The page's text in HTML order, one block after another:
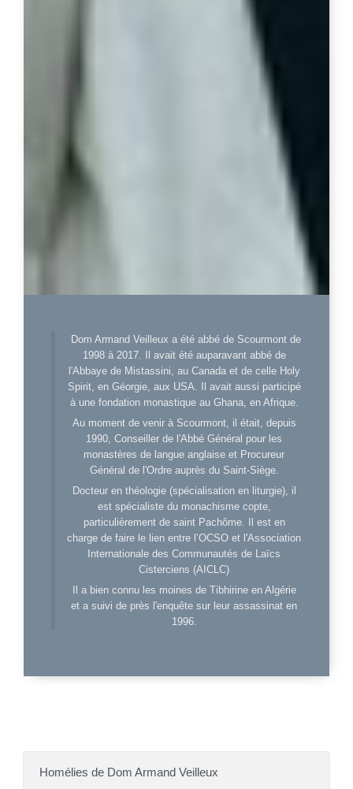
Dom Armand Veilleux a été abbé de Scourmont de
1998 à 2017. Il avait été auparavant abbé de
l'Abbaye de Mistassini, au Canada et de celle Holy
Spirit, en Géorgie, aux USA. Il avait aussi participé
à une fondation monastique au Ghana, en Afrique.
Au moment de venir à Scourmont, il était, depuis
1990, Conseiller de l'Abbé Général pour les
monastères de langue anglaise et Procureur
Général de l'Ordre auprès du Saint-Siège.
Docteur en théologie (spécialisation en liturgie), il
est spécialiste du monachisme copte,
particulièrement de saint Pachôme. Il est en
charge de faire le lien entre l’OCSO et l'Association
Internationale des Communautés de Laïcs
Cisterciens (AICLC)
Il a bien connu les moines de Tibhirine en Algérie
et a suivi de près l'enquête sur leur assassinat en
1996.
Homélies de Dom Armand Veilleux